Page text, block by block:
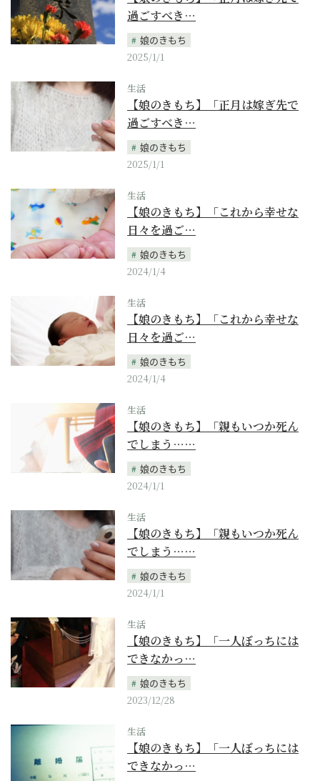
過ごすべき…
娘のきもち
2025/1/1
生活
【娘のきもち】「正月は嫁ぎ先で
過ごすべき…
娘のきもち
2025/1/1
生活
【娘のきもち】「これから幸せな
日々を過ご…
娘のきもち
2024/1/4
生活
【娘のきもち】「これから幸せな
日々を過ご…
娘のきもち
2024/1/4
生活
【娘のきもち】「親もいつか死ん
でしまう……
娘のきもち
2024/1/1
生活
【娘のきもち】「親もいつか死ん
でしまう……
娘のきもち
2024/1/1
生活
【娘のきもち】「一人ぼっちには
できなかっ…
娘のきもち
2023/12/28
生活
【娘のきもち】「一人ぼっちには
できなかっ…